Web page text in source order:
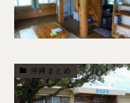
沖縄まとめ